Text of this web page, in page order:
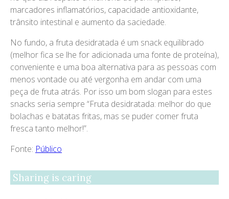
marcadores inflamatórios, capacidade antioxidante,
trânsito intestinal e aumento da saciedade.
No fundo, a fruta desidratada é um snack equilibrado
(melhor fica se lhe for adicionada uma fonte de proteína),
conveniente e uma boa alternativa para as pessoas com
menos vontade ou até vergonha em andar com uma
peça de fruta atrás. Por isso um bom slogan para estes
snacks seria sempre “Fruta desidratada: melhor do que
bolachas e batatas fritas, mas se puder comer fruta
fresca tanto melhor!”.
Fonte: Público
Sharing is caring